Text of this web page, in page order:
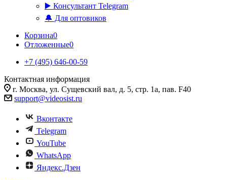
▶️ Консультант Telegram
🔔 Для оптовиков
Корзина0
Отложенные0
+7 (495) 646-00-59
Контактная информация
г. Москва, ул. Сущевский вал, д. 5, стр. 1а, пав. F40
support@videosist.ru
Вконтакте
Telegram
YouTube
WhatsApp
Яндекс.Дзен